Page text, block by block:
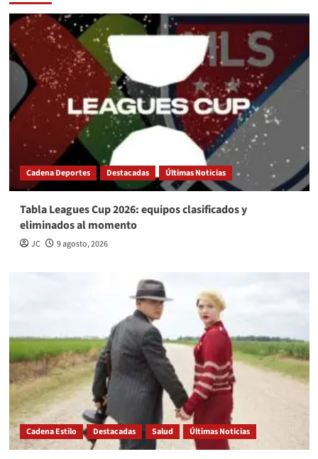
Cadena Deportes Destacadas Últimas Noticias
Tabla Leagues Cup 2026: equipos clasificados y
eliminados al momento
JC 9 agosto, 2026
Cadena Estilo Destacadas Salud Últimas Noticias